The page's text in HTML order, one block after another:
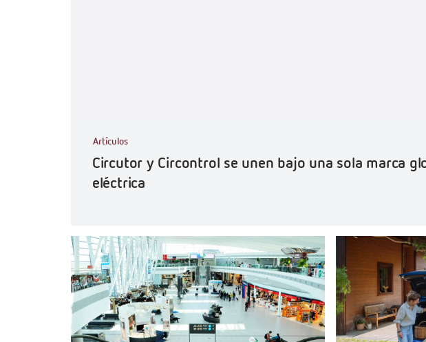
Artículos
Circutor y Circontrol se unen bajo una sola marca
eléctrica